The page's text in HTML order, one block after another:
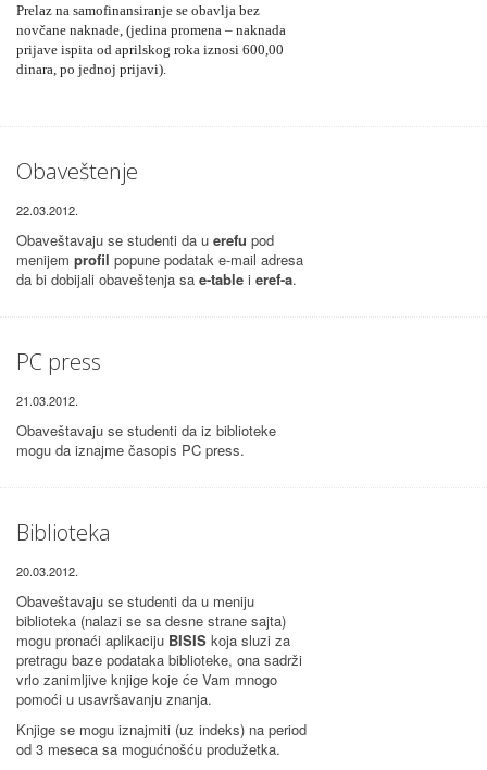
Prelaz na samofinansiranje se obavlja bez
novčane naknade, (jedina promena – naknada
prijave ispita od aprilskog roka iznosi 600,00
dinara, po jednoj prijavi).
Obaveštenje
22.03.2012.
Obaveštavaju se studenti da u erefu pod
menijem profil popune podatak e-mail adresa
da bi dobijali obaveštenja sa e-table i eref-a.
PC press
21.03.2012.
Obaveštavaju se studenti da iz biblioteke
mogu da iznajme časopis PC press.
Biblioteka
20.03.2012.
Obaveštavaju se studenti da u meniju
biblioteka (nalazi se sa desne strane sajta)
mogu pronaći aplikaciju BISIS koja sluzi za
pretragu baze podataka biblioteke, ona sadrži
vrlo zanimljive knjige koje će Vam mnogo
pomoći u usavršavanju znanja.
Knjige se mogu iznajmiti (uz indeks) na period
od 3 meseca sa mogućnošću produžetka.